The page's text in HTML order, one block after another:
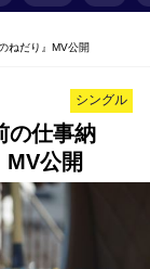
ねだり』MV公開
シングル
の仕事納
公開